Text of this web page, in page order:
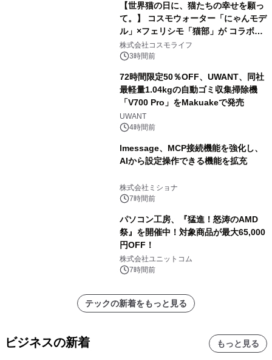
【世界猫の日に、猫たちの幸せを願っ
て。】 コスモウォーター「にゃんモデ
ル」×フェリシモ「猫部」が コラボキ
ャンペーンを実施
株式会社コスモライフ
3時間前
72時間限定50％OFF、UWANT、同社
最軽量1.04kgの自動ゴミ収集掃除機
「V700 Pro」をMakuakeで発売
UWANT
4時間前
lmessage、MCP接続機能を強化し、
AIから設定操作できる機能を拡充
株式会社ミショナ
7時間前
パソコン工房、『猛進！怒涛のAMD
祭』を開催中！対象商品が最大65,000
円OFF！
株式会社ユニットコム
7時間前
テックの新着をもっと見る
ビジネスの新着 もっと見る